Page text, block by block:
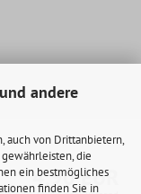
andere
auch von Drittanbietern,
die
ein bestmögliches
finden Sie in
4,90 EUR